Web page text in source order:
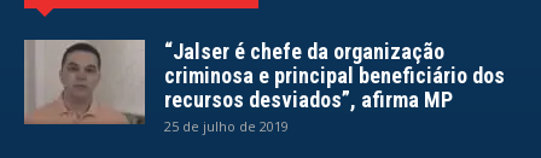
“Jalser é chefe da organização
criminosa e principal beneficiário dos
recursos desviados”, afirma MP
25 de julho de 2019